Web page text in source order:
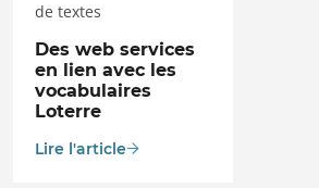
de textes
Des web services
en lien avec les
vocabulaires
Loterre
Lire l'article